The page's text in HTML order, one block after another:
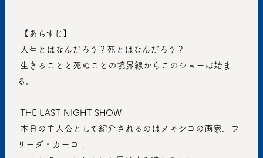
【あらすじ】
人生とはなんだろう？死とはなんだろう？
る。
THE LAST NIGHT SHOW
リーダ・カーロ！